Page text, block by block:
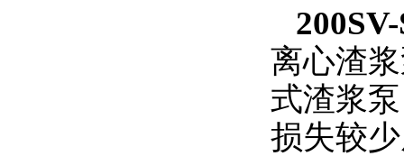
离心渣
式渣浆
损失较